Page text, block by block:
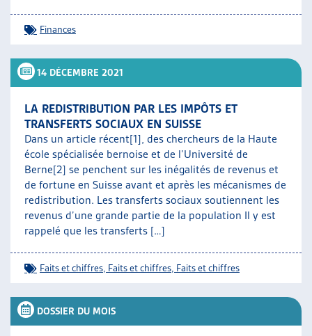
Finances
14 DÉCEMBRE 2021
LA REDISTRIBUTION PAR LES IMPÔTS ET
TRANSFERTS SOCIAUX EN SUISSE
Dans un article récent[1], des chercheurs de la Haute
école spécialisée bernoise et de l’Université de
Berne[2] se penchent sur les inégalités de revenus et
de fortune en Suisse avant et après les mécanismes de
redistribution. Les transferts sociaux soutiennent les
revenus d’une grande partie de la population Il y est
rappelé que les transferts […]
Faits et chiffres Faits et chiffres Faits et chiffres
DOSSIER DU MOIS